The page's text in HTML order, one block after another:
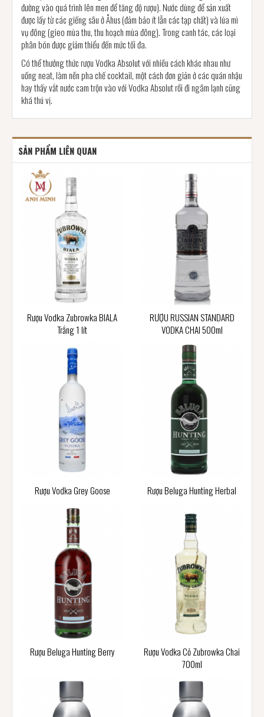
đường vào quá trình lên men để tăng độ rượu). Nước dùng để sản xuất
được lấy từ các giếng sâu ở Åhus (đảm bảo ít lẫn các tạp chất) và lúa mì
vụ đông (gieo mùa thu, thu hoạch mùa đông). Trong canh tác, các loại
phân bón được giảm thiểu đến mức tối đa.
Có thể thưởng thức rượu Vodka Absolut với nhiều cách khác nhau như
uống neat, làm nền pha chế cocktail, một cách đơn giản ở các quán nhậu
hay thấy vắt nước cam trộn vào với Vodka Absolut rồi đi ngâm lạnh cũng
khá thú vị.
SẢN PHẨM LIÊN QUAN
Rượu Vodka Zubrowka BIALA
Trắng 1 lít
RƯỢU RUSSIAN STANDARD
VODKA CHAI 500ml
Rượu Vodka Grey Goose Rượu Beluga Hunting Herbal
Rượu Beluga Hunting Berry
Rượu Vodka Cỏ Zubrowka Chai
700ml